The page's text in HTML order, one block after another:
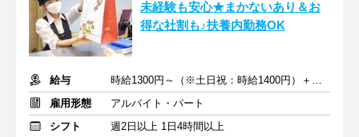
未経験も安心★まかないあり＆お
得な社割も♪扶養内勤務OK
給与
時給1300円～（※土日祝：時給1400円）＋交通費支給
雇用形態
アルバイト・パート
シフト
週2日以上 1日4時間以上